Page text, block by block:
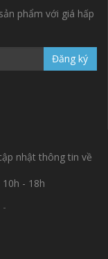
phẩm với giá hấp
Đăng ký
nhật thông tin về
- 18h
-